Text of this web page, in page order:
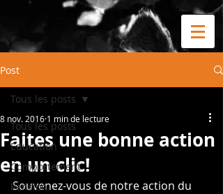
Post
Tous les posts
Education
Comportement
Pension
Tous les posts
Faites une bonne action
en un clic!
8 nov. 2016 1 min de lecture
Souvenez-vous de notre action du